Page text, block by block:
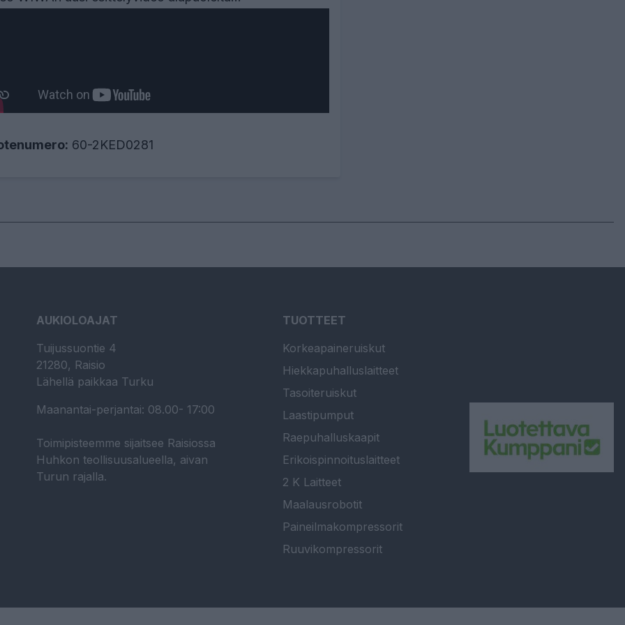
60-2KED0281
AUKIOLOAJAT
Tuijussuontie 4
21280, Raisio
Lähellä paikkaa Turku
Maanantai-perjantai: 08.00- 17:00
Toimipisteemme sijaitsee Raisiossa
Huhkon teollisuusalueella, aivan
Turun rajalla.
TUOTTEET
Korkeapaineruiskut
Hiekkapuhalluslaitteet
Tasoiteruiskut
Laastipumput
Raepuhalluskaapit
Erikoispinnoituslaitteet
2 K Laitteet
Maalausrobotit
Paineilmakompressorit
Ruuvikompressorit